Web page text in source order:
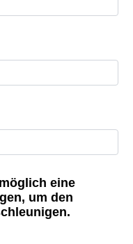
eine
um den